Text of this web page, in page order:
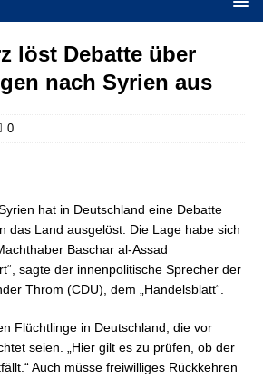
löst Debatte über
nach Syrien aus
0
hat in Deutschland eine Debatte
das Land ausgelöst. Die Lage habe sich
Baschar al-Assad
sagte der innenpolitische Sprecher der
Throm (CDU), dem „Handelsblatt“.
Flüchtlinge in Deutschland, die vor
seien. „Hier gilt es zu prüfen, ob der
Auch müsse freiwilliges Rückkehren